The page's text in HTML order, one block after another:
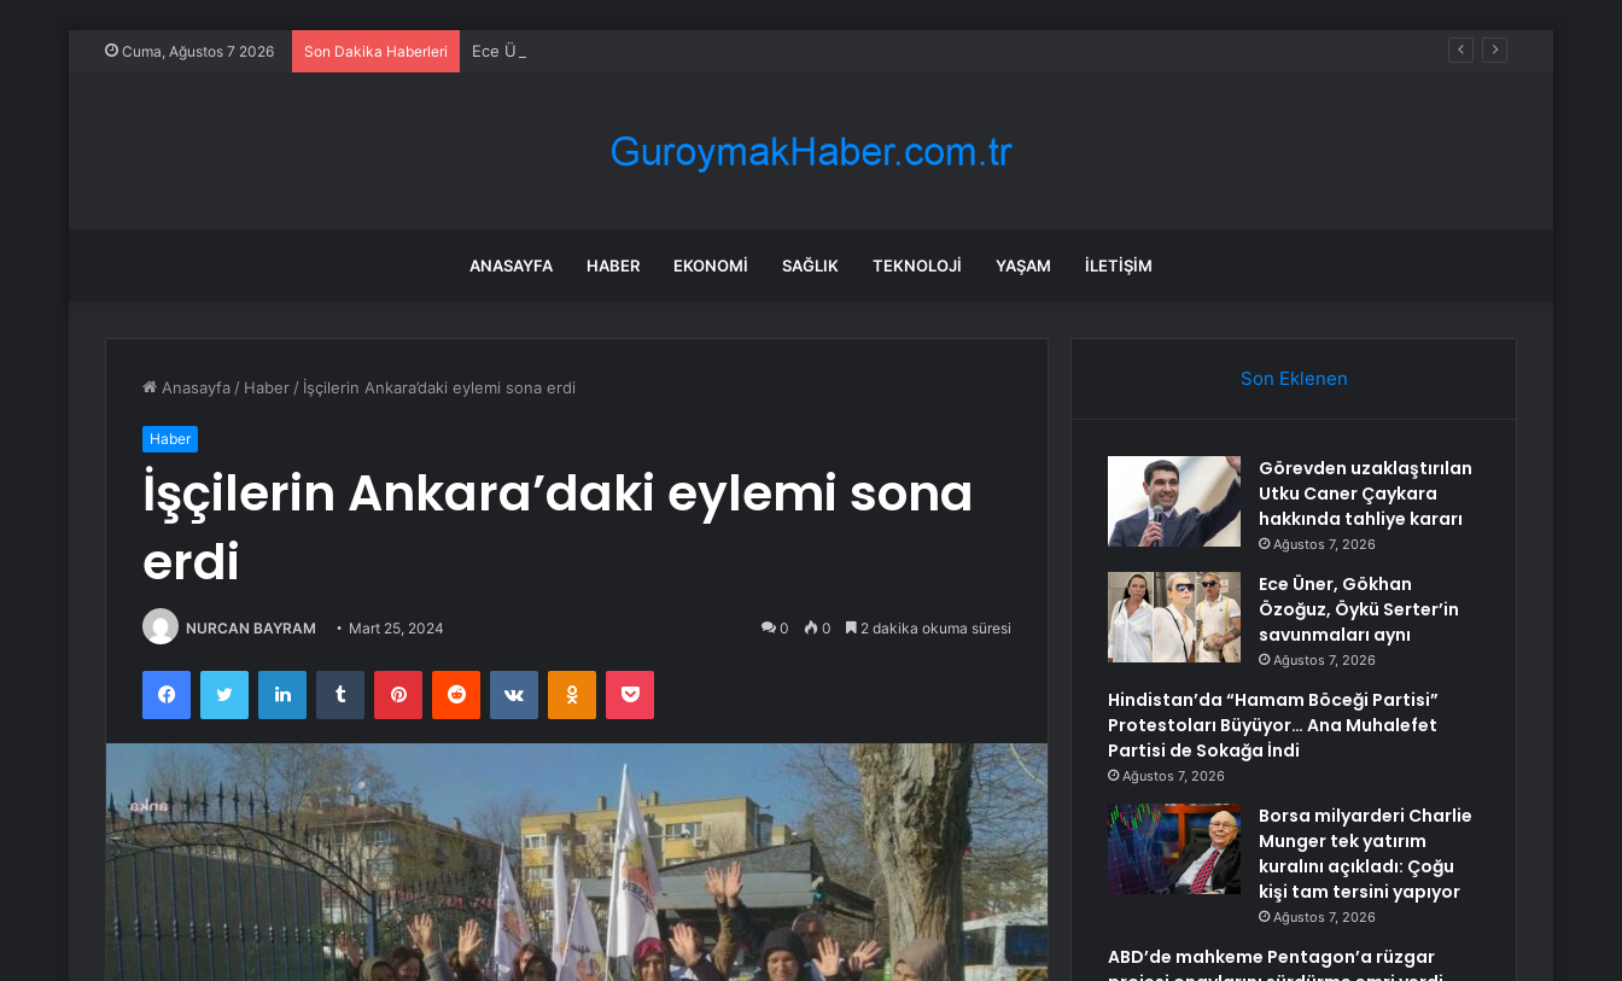
Cuma, Ağustos 7 2026 Son Dakika Haberleri Ece Üner, Gökhan Özoğuz, Öykü Serter’in savunmaları aynı
ANASAYFA HABER EKONOMI SAĞLIK TEKNOLOJI YAŞAM İLETIŞIM
Anasayfa / Haber / İşçilerin Ankara’daki eylemi sona erdi
Haber
İşçilerin Ankara’daki eylemi sona
erdi
NURCAN BAYRAM Mart 25, 2024 0 0 2 dakika okuma süresi
FacebookTwitter LinkedInTumblr PinterestReddit VKontakteOdnoklassniki
Pocket
Son Eklenen
Görevden uzaklaştırılan
Utku Caner Çaykara
hakkında tahliye kararı
Ağustos 7, 2026
Ece Üner, Gökhan
Özoğuz, Öykü Serter’in
savunmaları aynı
Ağustos 7, 2026
Hindistan’da “Hamam Böceği Partisi”
Protestoları Büyüyor… Ana Muhalefet
Partisi de Sokağa İndi
Ağustos 7, 2026
Borsa milyarderi Charlie
Munger tek yatırım
kuralını açıkladı: Çoğu
kişi tam tersini yapıyor
Ağustos 7, 2026
ABD’de mahkeme Pentagon’a rüzgar